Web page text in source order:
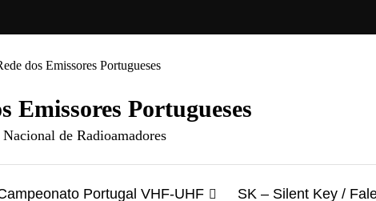
Emissores Portugueses
de Radioamadores
Portugal VHF-UHF SK – Silent Key /